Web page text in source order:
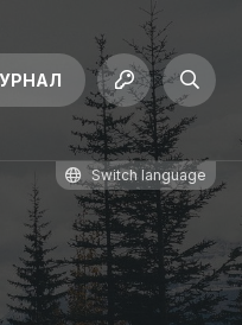
Switch language